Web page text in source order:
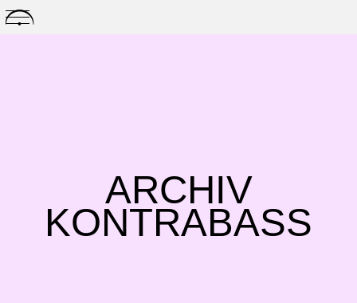
Skip
to
ARCHIV
KONTRABASS